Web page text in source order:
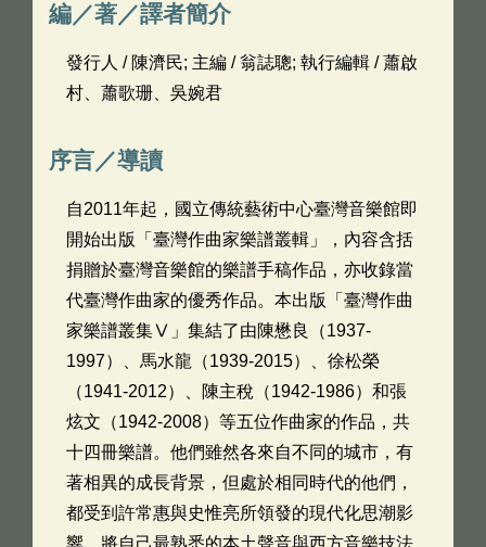
編／著／譯者簡介
發行人 / 陳濟民; 主編 / 翁誌聰; 執行編輯 / 蕭啟
村、蕭歌珊、吳婉君
序言／導讀
自2011年起，國立傳統藝術中心臺灣音樂館即
開始出版「臺灣作曲家樂譜叢輯」，內容含括
捐贈於臺灣音樂館的樂譜手稿作品，亦收錄當
代臺灣作曲家的優秀作品。本出版「臺灣作曲
家樂譜叢集Ⅴ」集結了由陳懋良（1937-
1997）、馬水龍（1939-2015）、徐松榮
（1941-2012）、陳主稅（1942-1986）和張
炫文（1942-2008）等五位作曲家的作品，共
十四冊樂譜。他們雖然各來自不同的城市，有
著相異的成長背景，但處於相同時代的他們，
都受到許常惠與史惟亮所領發的現代化思潮影
響，將自己最熟悉的本土聲音與西方音樂技法